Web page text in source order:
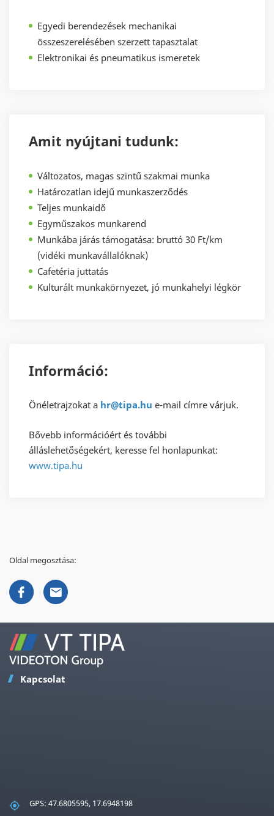
Egyedi berendezések mechanikai
összeszerelésében szerzett tapasztalat
Elektronikai és pneumatikus ismeretek
Amit nyújtani tudunk:
Változatos, magas szintű szakmai munka
Határozatlan idejű munkaszerződés
Teljes munkaidő
Egyműszakos munkarend
Munkába járás támogatása: bruttó 30 Ft/km
(vidéki munkavállalóknak)
Cafetéria juttatás
Kulturált munkakörnyezet, jó munkahelyi légkör
Információ:
Önéletrajzokat a hr@tipa.hu e-mail címre várjuk.
Bővebb információért és további
álláslehetőségekért, keresse fel honlapunkat:
www.tipa.hu
Oldal megosztása:
Kapcsolat
GPS: 47.6805595, 17.6948198